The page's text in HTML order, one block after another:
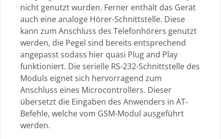
nicht genutzt wurden. Ferner enthält das Gerät
auch eine analoge Hörer-Schnittstelle. Diese
kann zum Anschluss des Telefonhörers genutzt
werden, die Pegel sind bereits entsprechend
angepasst sodass hier quasi Plug and Play
funktioniert. Die serielle RS-232-Schnittstelle des
Moduls eignet sich hervorragend zum
Anschluss eines Microcontrollers. Dieser
übersetzt die Eingaben des Anwenders in AT-
Befehle, welche vom GSM-Modul ausgeführt
werden.